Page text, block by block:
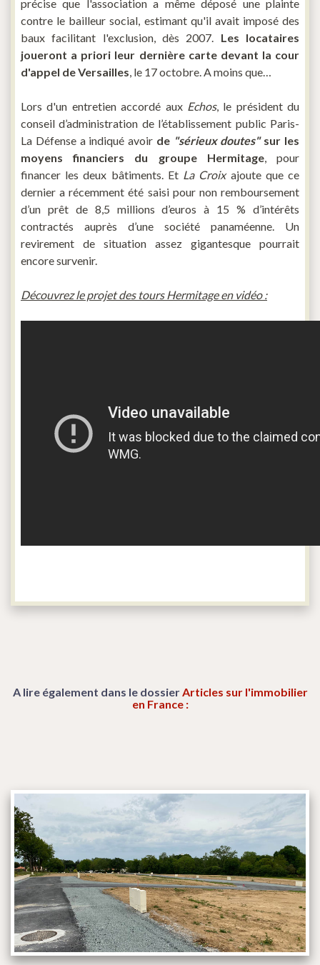
précise que l'association a même déposé une plainte
contre le bailleur social, estimant qu'il avait imposé des
baux facilitant l'exclusion, dès 2007. Les locataires
joueront a priori leur dernière carte devant la cour
d'appel de Versailles, le 17 octobre. A moins que…
Lors d'un entretien accordé aux Echos, le président du
conseil d’administration de l’établissement public Paris-
La Défense a indiqué avoir de "sérieux doutes"sur les
moyens financiers du groupe Hermitage, pour
financer les deux bâtiments. Et La Croixajoute que ce
dernier a récemment été saisi pour non remboursement
d’un prêt de 8,5 millions d’euros à 15 % d’intérêts
contractés auprès d’une société panaméenne. Un
revirement de situation assez gigantesque pourrait
encore survenir.
Découvrez le projet des tours Hermitage en vidéo :
A lire également dans le dossierArticles sur l'immobilier
en France :